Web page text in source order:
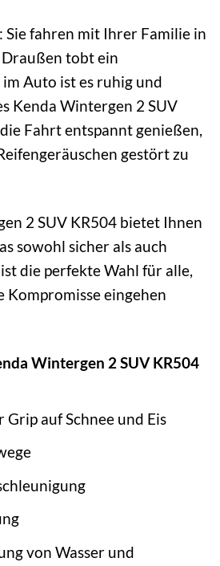
Sie fahren mit Ihrer Familie in
tobt ein
Auto ist es ruhig und
Kenda Wintergen 2 SUV
Fahrt entspannt genießen,
gestört zu
2 SUV KR504 bietet Ihnen
sowohl sicher als auch
die perfekte Wahl für alle,
Kompromisse eingehen
Wintergen 2 SUV KR504
auf Schnee und Eis
von Wasser und